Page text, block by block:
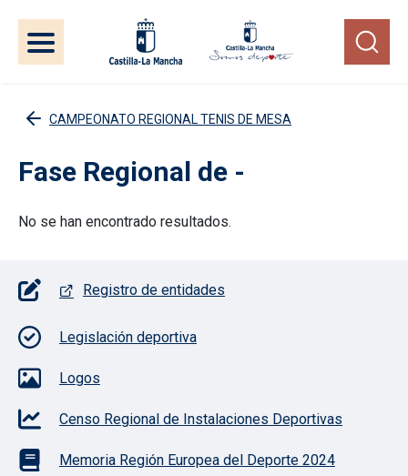
CAMPEONATO REGIONAL TENIS DE MESA
Fase Regional de -
No se han encontrado resultados.
Pie de página con iconos
Registro de entidades
Legislación deportiva
Logos
Censo Regional de Instalaciones Deportivas
Memoria Región Europea del Deporte 2024